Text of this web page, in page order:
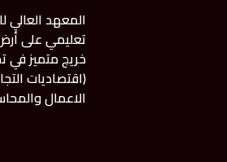
المعهد العالي
تعليمي على
خريج متميز
(اقتصاديات
الاعمال